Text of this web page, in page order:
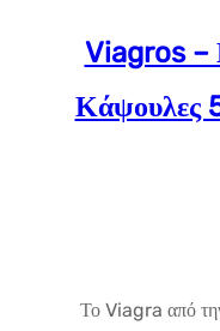
Viagros –
Κάψουλες
Το Viagra από